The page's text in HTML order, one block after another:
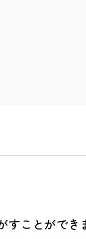
ことがで